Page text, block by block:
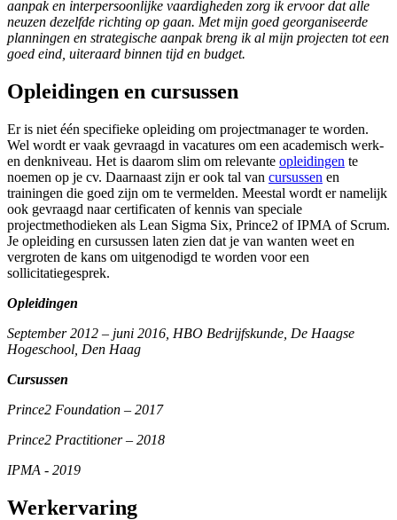
aanpak en interpersoonlijke vaardigheden zorg ik ervoor dat alle
neuzen dezelfde richting op gaan. Met mijn goed georganiseerde
planningen en strategische aanpak breng ik al mijn projecten tot een
goed eind, uiteraard binnen tijd en budget.
Opleidingen en cursussen
Er is niet één specifieke opleiding om projectmanager te worden.
Wel wordt er vaak gevraagd in vacatures om een academisch werk-
en denkniveau. Het is daarom slim om relevante opleidingen te
noemen op je cv. Daarnaast zijn er ook tal van cursussen en
trainingen die goed zijn om te vermelden. Meestal wordt er namelijk
ook gevraagd naar certificaten of kennis van speciale
projectmethodieken als Lean Sigma Six, Prince2 of IPMA of Scrum.
Je opleiding en cursussen laten zien dat je van wanten weet en
vergroten de kans om uitgenodigd te worden voor een
sollicitatiegesprek.
Opleidingen
September 2012 – juni 2016, HBO Bedrijfskunde, De Haagse
Hogeschool, Den Haag
Cursussen
Prince2 Foundation – 2017
Prince2 Practitioner – 2018
IPMA - 2019
Werkervaring